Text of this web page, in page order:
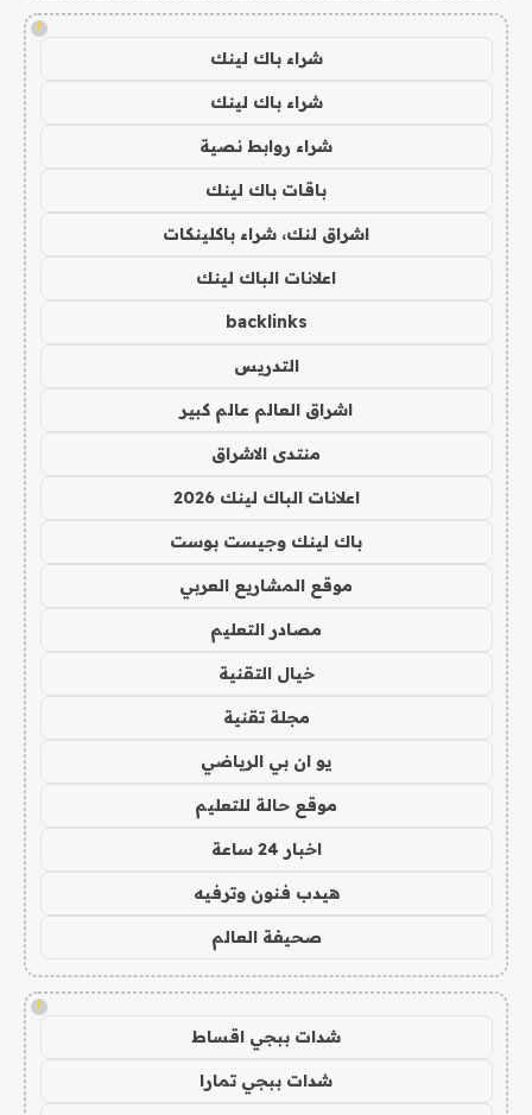
!
شراء باك لينك
شراء باك لينك
شراء روابط نصية
باقات باك لينك
اشراق لنك، شراء باكلينكات
اعلانات الباك لينك
backlinks
التدريس
اشراق العالم عالم كبير
منتدى الاشراق
اعلانات الباك لينك 2026
باك لينك وجيست بوست
موقع المشاريع العربي
مصادر التعليم
خيال التقنية
مجلة تقنية
يو ان بي الرياضي
موقع حالة للتعليم
اخبار 24 ساعة
هيدب فنون وترفيه
صحيفة العالم
!
شدات ببجي اقساط
شدات ببجي تمارا